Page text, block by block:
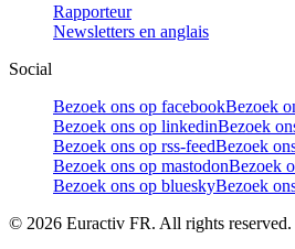
Rapporteur
Newsletters en anglais
Social
Bezoek ons op facebookBezoek
Bezoek ons op linkedinBezoek
Bezoek ons op rss-feedBezoek
Bezoek ons op mastodonBezoek
Bezoek ons op blueskyBezoek
© 2026 Euractiv FR. All rights reserved.